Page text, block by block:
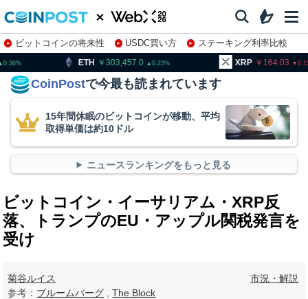
ビットコインの将来性 USDC買い方
ステーキング利率比較
株特集・関連銘柄
303,457.0 0.23 XRP 164.03 BNB
CoinPostで今最も読まれています
15年間休眠のビットコインが移動、平均
取得単価は約10ドル
ニュースランキングをもっと見る
ビットコイン・イーサリアム・XRP反
落、トランプのEU・アップル関税発言を
受け
菊谷ルイス
参考： ブルームバーグ ,The Block
市況・解説